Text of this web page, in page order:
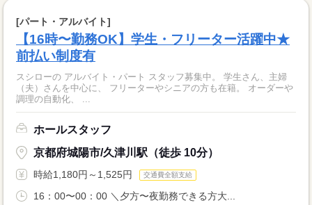
[パート・アルバイト]
【16時〜勤務OK】学生・フリーター活躍中★
前払い制度有
スシローの アルバイト・パート スタッフ募集中。 学生さん、主婦
（夫）さんを中心に、 フリーターやシニアの方も在籍。 オーダーや
調理の自動化、 ...
ホールスタッフ
京都府城陽市/久津川駅（徒歩 10分）
時給1,180円～1,525円 交通費全額支給
16：00〜00：00 ＼夕方〜夜勤務できる方大...